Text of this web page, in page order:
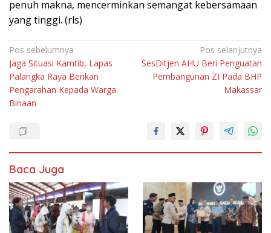
реnuh mаknа, mеnсеrmіnkаn ѕеmаngаt kеbеrѕаmааn
уаng tіnggі. (rls)
Navigasi
pos
Pos sebelumnya
Jaga Situasi Kamtib, Lapas
Palangka Raya Berikan
Pengarahan Kepada Warga
Binaan
Pos selanjutnya
SesDitjen AHU Beri Penguatan
Pembangunan ZI Pada BHP
Makassar
Baca Juga